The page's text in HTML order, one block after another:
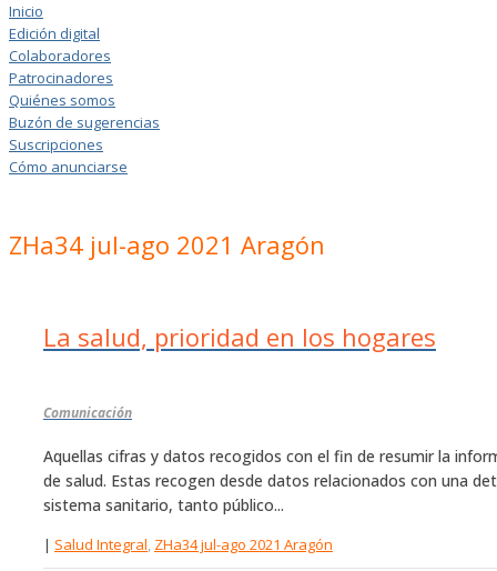
Inicio
Edición digital
Colaboradores
Patrocinadores
Quiénes somos
Buzón de sugerencias
Suscripciones
Cómo anunciarse
ZHa34 jul-ago 2021 Aragón
La salud, prioridad en los hogares
Comunicación
Aquellas cifras y datos recogidos con el fin de resumir la
de salud. Estas recogen desde datos relacionados con una
sistema sanitario, tanto público...
| Salud Integral, ZHa34 jul-ago 2021 Aragón